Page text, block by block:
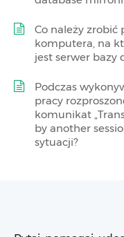
Co należy zrobić
komputera, na
jest serwer bazy
Podczas
pracy
komunikat
by another
sytuacji?